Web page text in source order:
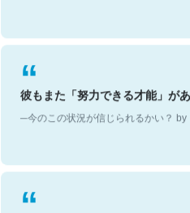
彼もまた「努力できる才能」があ
─今のこの状況が信じられるかい？ by
トークンについて解説していて